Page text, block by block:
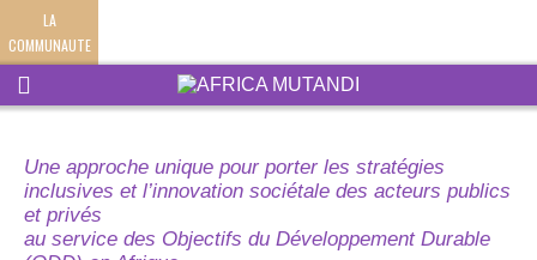
LA
COMMUNAUTE
Une approche unique pour porter les stratégies
inclusives et l’innovation sociétale des acteurs publics
et privés
au service des Objectifs du Développement Durable